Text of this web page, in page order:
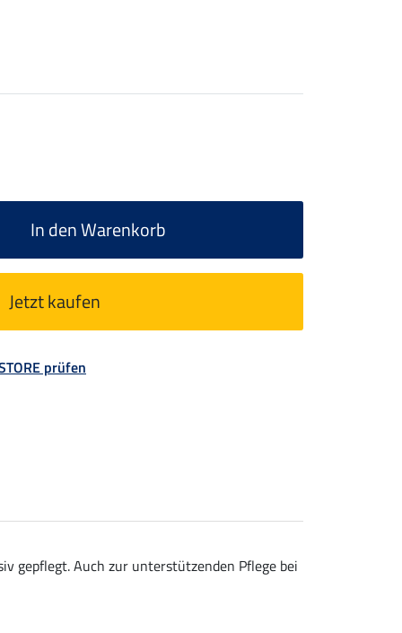
In den Warenkorb
Jetzt kaufen
prüfen
gepflegt. Auch zur unterstützenden Pflege bei